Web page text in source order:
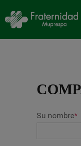
Su nombre*